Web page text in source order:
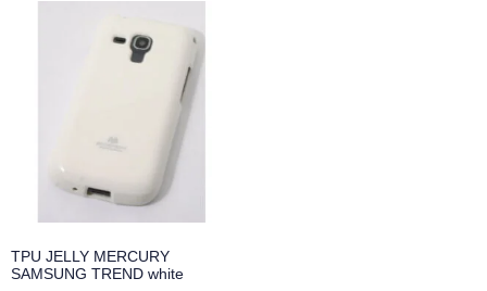
TPU JELLY MERCURY
SAMSUNG TREND white